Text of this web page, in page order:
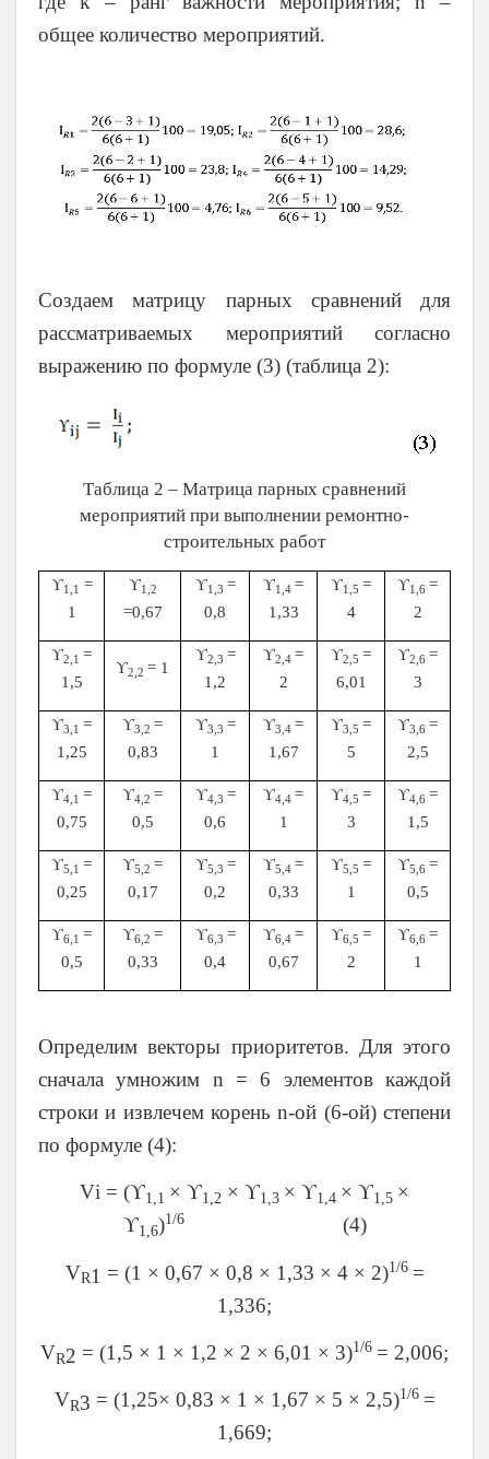
общее количество мероприятий.
Создаем матрицу парных сравнений для
рассматриваемых мероприятий согласно
выражению по формуле (3) (таблица 2):
Таблица 2 – Матрица парных сравнений
мероприятий при выполнении ремонтно-
строительных работ
ϒ1,1 =
1
ϒ1,2
=0,67
ϒ1,3 =
0,8
ϒ1,4 =
1,33
ϒ1,5 =
4
ϒ1,6 =
2
ϒ2,1 =
1,5
ϒ2,2 = 1
ϒ2,3 =
1,2
ϒ2,4 =
2
ϒ2,5 =
6,01
ϒ2,6 =
3
ϒ3,1 =
1,25
ϒ3,2 =
0,83
ϒ3,3 =
1
ϒ3,4 =
1,67
ϒ3,5 =
5
ϒ3,6 =
2,5
ϒ4,1 =
0,75
ϒ4,2 =
0,5
ϒ4,3 =
0,6
ϒ4,4 =
1
ϒ4,5 =
3
ϒ4,6 =
1,5
ϒ5,1 =
0,25
ϒ5,2 =
0,17
ϒ5,3 =
0,2
ϒ5,4 =
0,33
ϒ5,5 =
1
ϒ5,6 =
0,5
ϒ6,1 =
0,5
ϒ6,2 =
0,33
ϒ6,3 =
0,4
ϒ6,4 =
0,67
ϒ6,5 =
2
ϒ6,6 =
1
Определим векторы приоритетов. Для этого
сначала умножим n = 6 элементов каждой
строки и извлечем корень n-ой (6-ой) степени
по формуле (4):
Vi = (ϒ1,1 × ϒ1,2 × ϒ1,3 × ϒ1,4 × ϒ1,5 ×
ϒ1,6)1/6 (4)
VR1 = (1 × 0,67 × 0,8 × 1,33 × 4 × 2)1/6 =
1,336;
VR2 = (1,5 × 1 × 1,2 × 2 × 6,01 × 3)1/6 = 2,006;
VR3 = (1,25× 0,83 × 1 × 1,67 × 5 × 2,5)1/6 =
1,669;